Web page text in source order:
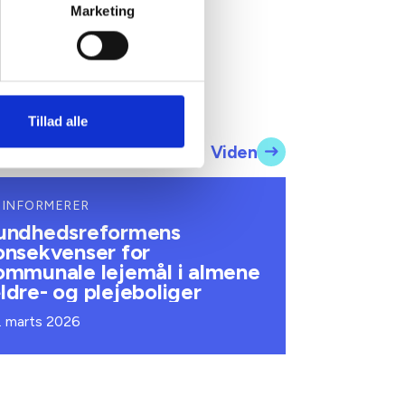
Marketing
Tillad alle
Viden
for
lejemål i almene
og plejeboliger
marts 2026